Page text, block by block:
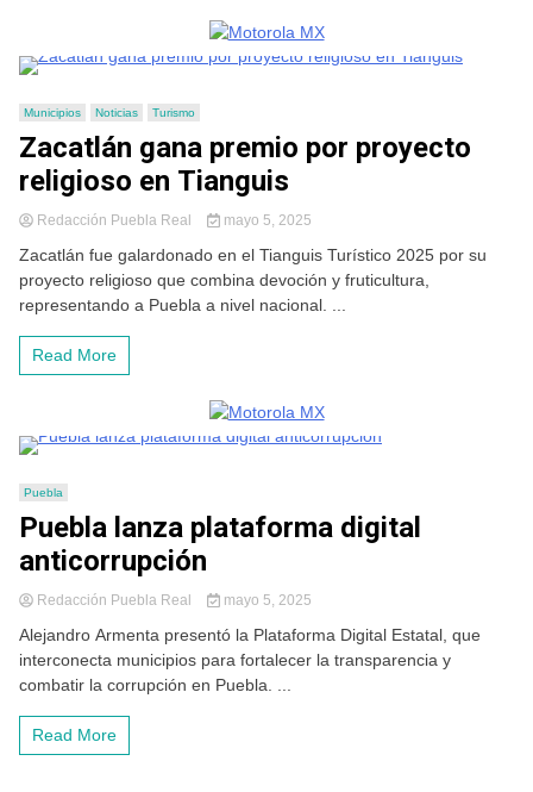
Municipios Noticias Turismo
Zacatlán gana premio por proyecto
religioso en Tianguis
Redacción Puebla Real mayo 5, 2025
Zacatlán fue galardonado en el Tianguis Turístico 2025 por su
proyecto religioso que combina devoción y fruticultura,
representando a Puebla a nivel nacional. ...
Read More
Puebla
Puebla lanza plataforma digital
anticorrupción
Redacción Puebla Real mayo 5, 2025
Alejandro Armenta presentó la Plataforma Digital Estatal, que
interconecta municipios para fortalecer la transparencia y
combatir la corrupción en Puebla. ...
Read More